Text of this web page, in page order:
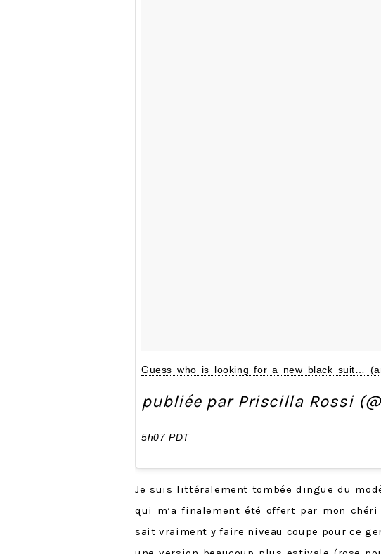
Guess who is looking for a new black suit…
publiée par Priscilla Rossi
5h07 PDT
Je suis littéralement tombée dingue du
qui m’a finalement été offert par mon
sait vraiment y faire niveau coupe pour ce